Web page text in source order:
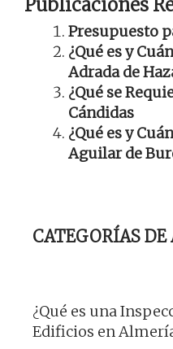
Publicaciones
Presupuesto
¿Qué es y
Adrada de
¿Qué se
Cándidas
¿Qué es y
Aguilar de
CATEGORÍAS
¿Qué es una
Edificios en